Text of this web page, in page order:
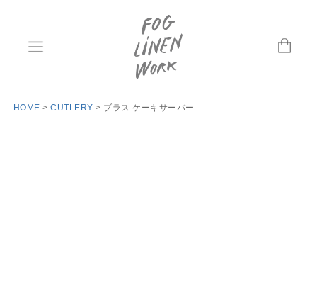
HOME CUTLERY ブラス ケーキサーバー